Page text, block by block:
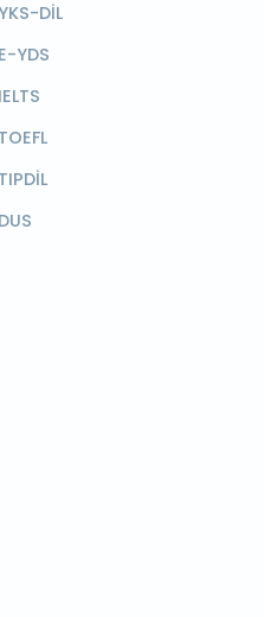
YKS-DİL
E-YDS
IELTS
TOEFL
TIPDİL
DUS